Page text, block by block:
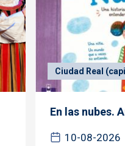
Ciudad Real
En las nubes.
10-08-2026